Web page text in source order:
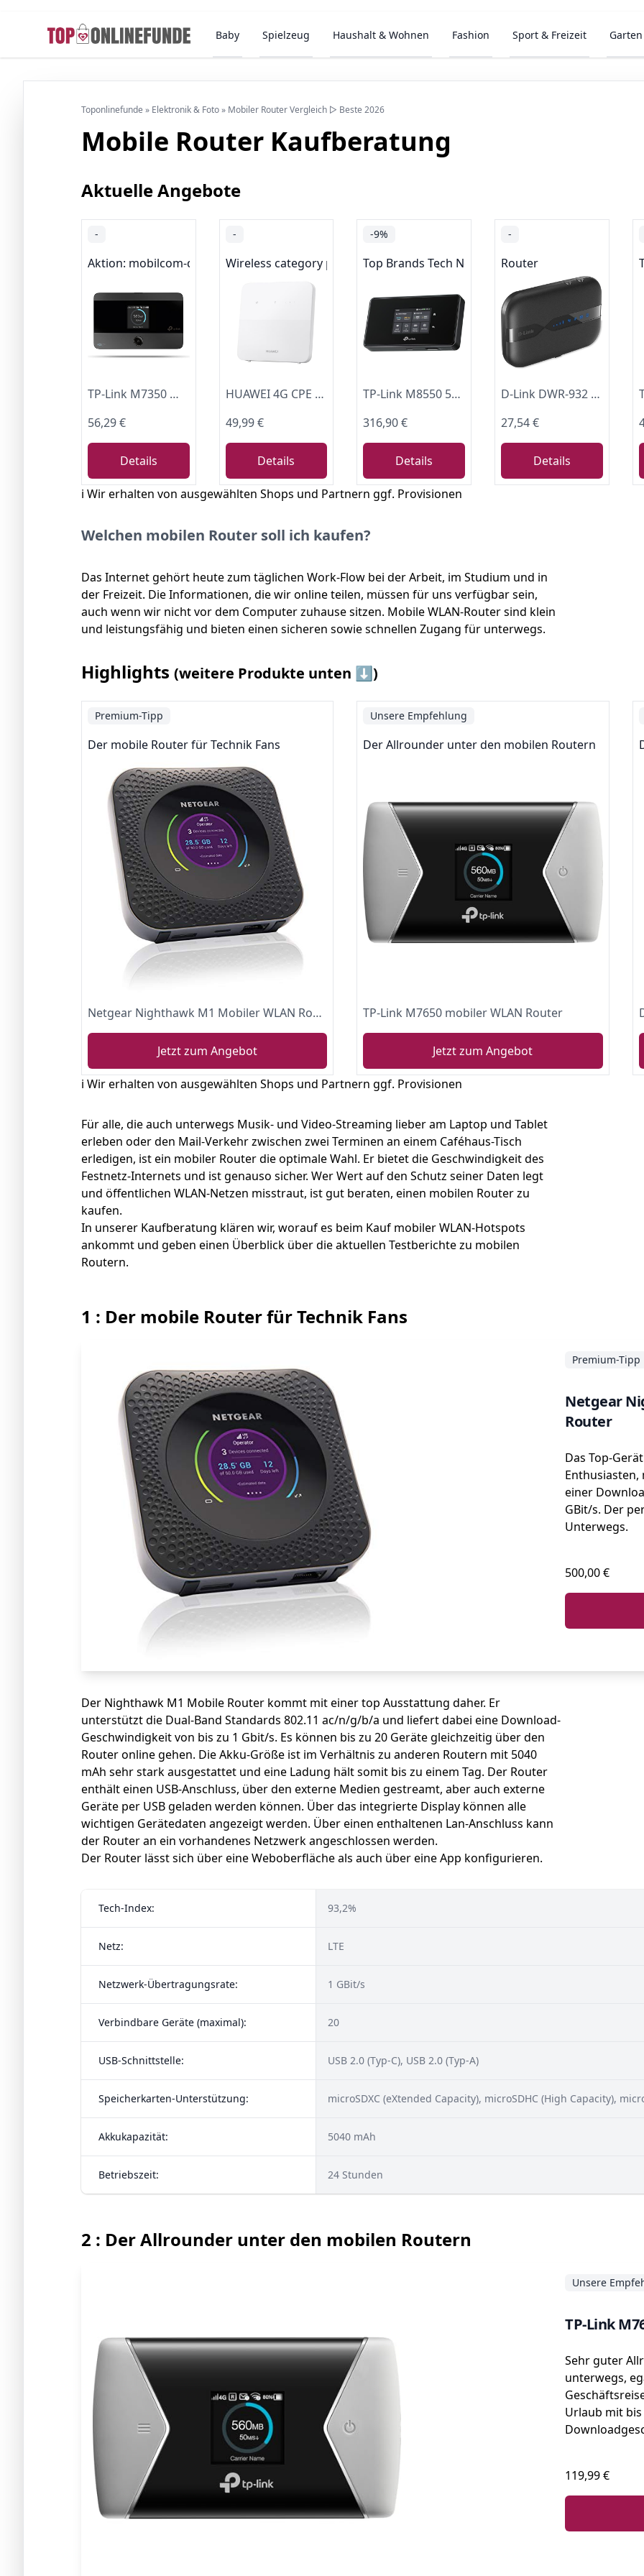
Baby Spielzeug Haushalt & Wohnen Fashion Sport & Freizeit Garten
Toponlinefunde » Elektronik & Foto» Mobiler Router Vergleich ▷ Beste 2026
Mobile Router Kaufberatung
Aktuelle Angebote
-
Aktion: mobilcom-debitel SIM-Karten gratis dazu
TP-Link M7350 Mobiler 4G LTE WLAN Router, bis 150 Mbit/s, Farb-LCD, 2000-mAh-Akku (bis zu 8 Std.), verbindet bis zu 10 Geräte, kompatibel mit Allen europäischen SIM-Karten
56,29 €
Details
-
Wireless category page - Top brands
HUAWEI 4G CPE 5s, SIM LTE Router
49,99 €
Details
-9%
Top Brands Tech Networking
TP-Link M8550 5G LTE Mobiler WLAN Router – Bis zu 3,4 Gbit/s, Tri-Band Wi-Fi 6E, Nano-SIM-Karten Slot, Gigabit WAN/LAN, 4680 mAh Akku, Touchscreen, Wireguard, bis zu 32 Geräte
316,90 €
Details
-
Router
D-Link DWR-932 Mobiler LTE WLAN Hotspot (Single Band, 4G LTE mit bis zu 150 Mbit/s Downloadgeschwindigkeit) Schwarz
27,54 €
Details
ℹ️ Wir erhalten von ausgewählten Shops und Partnern ggf. Provisionen
Welchen mobilen Router soll ich kaufen?
Das Internet gehört heute zum täglichen Work-Flow bei der Arbeit, im Studium und in
der Freizeit. Die Informationen, die wir online teilen, müssen für uns verfügbar sein,
auch wenn wir nicht vor dem Computer zuhause sitzen. Mobile WLAN-Router sind klein
und leistungsfähig und bieten einen sicheren sowie schnellen Zugang für unterwegs.
Highlights (weitere Produkte unten ⬇️)
Premium-Tipp
Der mobile Router für Technik Fans
Netgear Nighthawk M1 Mobiler WLAN Router
Jetzt zum Angebot
Unsere Empfehlung
Der Allrounder unter den mobilen Routern
TP-Link M7650 mobiler WLAN Router
Jetzt zum Angebot
ℹ️ Wir erhalten von ausgewählten Shops und Partnern ggf. Provisionen
Für alle, die auch unterwegs Musik- und Video-Streaming lieber am Laptop und Tablet
erleben oder den Mail-Verkehr zwischen zwei Terminen an einem Caféhaus-Tisch
erledigen, ist ein mobiler Router die optimale Wahl. Er bietet die Geschwindigkeit des
Festnetz-Internets und ist genauso sicher. Wer Wert auf den Schutz seiner Daten legt
und öffentlichen WLAN-Netzen misstraut, ist gut beraten, einen mobilen Router zu
kaufen.
In unserer Kaufberatung klären wir, worauf es beim Kauf mobiler WLAN-Hotspots
ankommt und geben einen Überblick über die aktuellen Testberichte zu mobilen
Routern.
1 : Der mobile Router für Technik Fans
Netgear
Router
Premium-Tipp
Das Top-
Enthusiasten,
einer
GBit/s. Der
Unterwegs.
500,00 €
Der Nighthawk M1 Mobile Router kommt mit einer top Ausstattung daher. Er
unterstützt die Dual-Band Standards 802.11 ac/n/g/b/a und liefert dabei eine Download-
Geschwindigkeit von bis zu 1 Gbit/s. Es können bis zu 20 Geräte gleichzeitig über den
Router online gehen. Die Akku-Größe ist im Verhältnis zu anderen Routern mit 5040
mAh sehr stark ausgestattet und eine Ladung hält somit bis zu einem Tag. Der Router
enthält einen USB-Anschluss, über den externe Medien gestreamt, aber auch externe
Geräte per USB geladen werden können. Über das integrierte Display können alle
wichtigen Gerätedaten angezeigt werden. Über einen enthaltenen Lan-Anschluss kann
der Router an ein vorhandenes Netzwerk angeschlossen werden.
Der Router lässt sich über eine Weboberfläche als auch über eine App konfigurieren.
Tech-Index: 93,2%
Netz: LTE
Netzwerk-Übertragungsrate: 1 GBit/s
Verbindbare Geräte (maximal): 20
USB-Schnittstelle: USB 2.0 (Typ-C), USB 2.0 (Typ-A)
Speicherkarten-Unterstützung: microSDXC (eXtended Capacity), microSDHC (High Capacity),
Akkukapazität: 5040 mAh
Betriebszeit: 24 Stunden
2 : Der Allrounder unter den mobilen Routern
TP-Link
Unsere
Sehr guter
unterwegs,
Urlaub mit
119,99 €